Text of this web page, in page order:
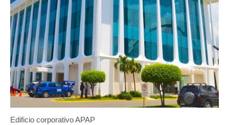
Edificio corporativo APAP